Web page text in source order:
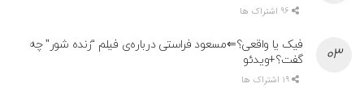
فیک یا واقعی؟⇐مسعود فراستی درباره‌ی فیلم “زنده شور” چه
گفت؟+ویدئو